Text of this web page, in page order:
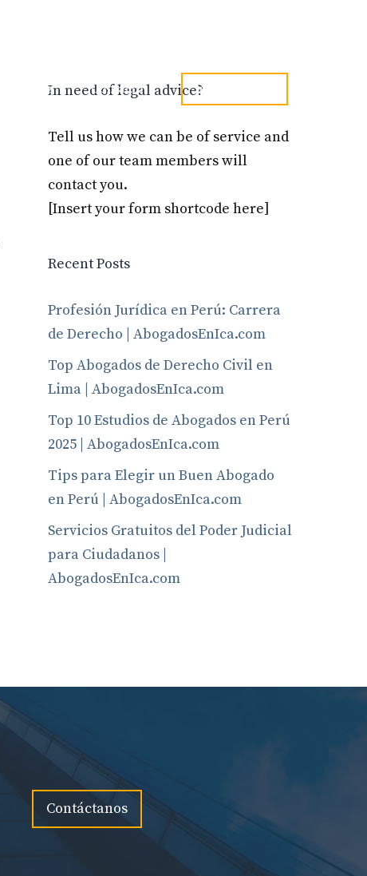
Blog Contacto tel. 973241254
In need of legal advice?
Tell us how we can be of service and
one of our team members will
contact you.
[Insert your form shortcode here]
Recent Posts
Profesión Jurídica en Perú: Carrera
de Derecho | AbogadosEnIca.com
Top Abogados de Derecho Civil en
Lima | AbogadosEnIca.com
Top 10 Estudios de Abogados en Perú
2025 | AbogadosEnIca.com
Tips para Elegir un Buen Abogado
en Perú | AbogadosEnIca.com
Servicios Gratuitos del Poder Judicial
para Ciudadanos |
AbogadosEnIca.com
Contáctanos